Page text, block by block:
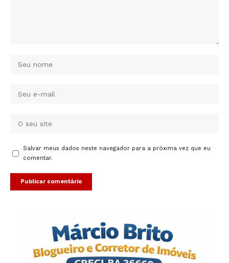
Salvar meus dados neste navegador para a próxima vez que eu
comentar.